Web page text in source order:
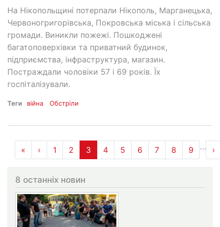
На Нікопольщині потерпали Нікополь, Марганецька,
Червоногригорівська, Покровська міська і сільська
громади. Виникли пожежі. Пошкоджені
багатоповерхівки та приватний будинок,
підприємства, інфраструктура, магазин.
Постраждали чоловіки 57 і 69 років. Їх
госпіталізували.
Теги війна Обстріли
Розбивка
на
сторінки
« « Перша
‹ 1 2 3 4 5 6 7 8 9 … ›
8 останніх новин